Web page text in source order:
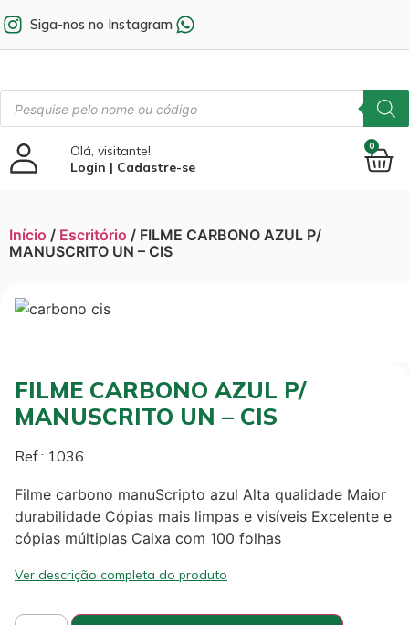
Siga-nos no Instagram
Olá, visitante!
Login | Cadastre-se
0
Início / Escritório / FILME CARBONO AZUL P/
MANUSCRITO UN – CIS
FILME CARBONO AZUL P/
MANUSCRITO UN – CIS
Ref.: 1036
Filme carbono manuScripto azul Alta qualidade Maior
durabilidade Cópias mais limpas e visíveis Excelente e
cópias múltiplas Caixa com 100 folhas
Ver descrição completa do produto